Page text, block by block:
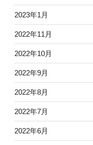
2023年1月
2022年11月
2022年10月
2022年9月
2022年8月
2022年7月
2022年6月